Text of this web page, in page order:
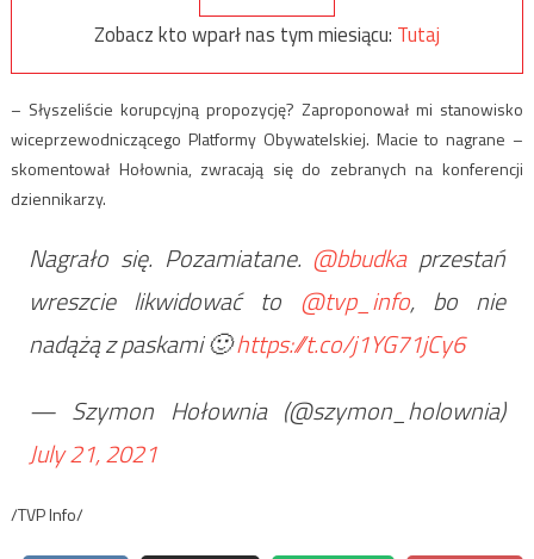
Zobacz kto wparł nas tym miesiącu: Tutaj
– Słyszeliście korupcyjną propozycję? Zaproponował mi stanowisko
wiceprzewodniczącego Platformy Obywatelskiej. Macie to nagrane –
skomentował Hołownia, zwracają się do zebranych na konferencji
dziennikarzy.
Nagrało się. Pozamiatane. @bbudkaprzestań
wreszcie likwidować to @tvp_info, bo nie
nadążą z paskami 🙂https://t.co/j1YG71jCy6
— Szymon Hołownia (@szymon_holownia)
July 21, 2021
/TVP Info/